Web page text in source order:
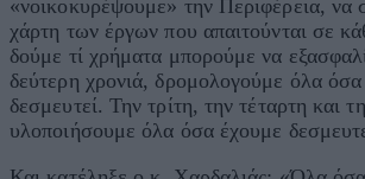
«νοικοκυρέψουμε» την Περιφέρεια, να
χάρτη των έργων που απαιτούνται σε
δούμε τί χρήματα μπορούμε να
δεύτερη χρονιά, δρομολογούμε όλα
δεσμευτεί. Την τρίτη, την τέταρτη και
υλοποιήσουμε όλα όσα έχουμε